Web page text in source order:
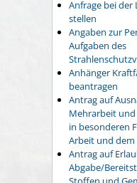
Anfrage bei der
stellen
Angaben zur
Aufgaben des
Anhänger
beantragen
Antrag auf
Mehrarbeit
in besonderen
Arbeit und
Antrag auf
Abgabe/